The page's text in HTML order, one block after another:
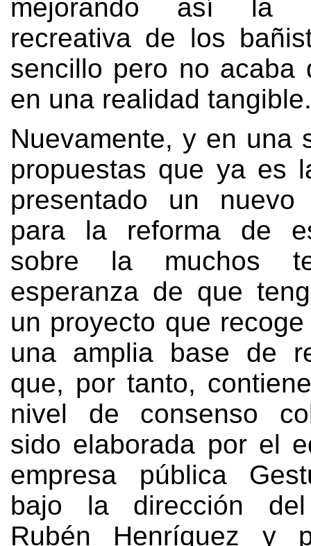
mejorando así la
recreativa de los
sencillo pero no acaba
en una realidad tangible.
Nuevamente, y en una
propuestas que ya es
presentado un nuevo
para la reforma de
sobre la muchos
esperanza de que
un proyecto que
una amplia base de
que, por tanto,
nivel de consenso
sido elaborada por el
empresa pública
bajo la dirección del
Rubén Henríquez y